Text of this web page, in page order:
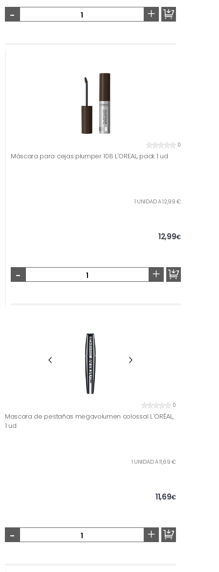
- +
0
Máscara para cejas plumper 108 L'OREAL, pack 1 ud
1 UNIDAD A 12,99 €
12,99€
- +
0
Mascara de pestañas megavolumen colossal L`ORÉAL,
1 ud
1 UNIDAD A 11,69 €
11,69€
- +